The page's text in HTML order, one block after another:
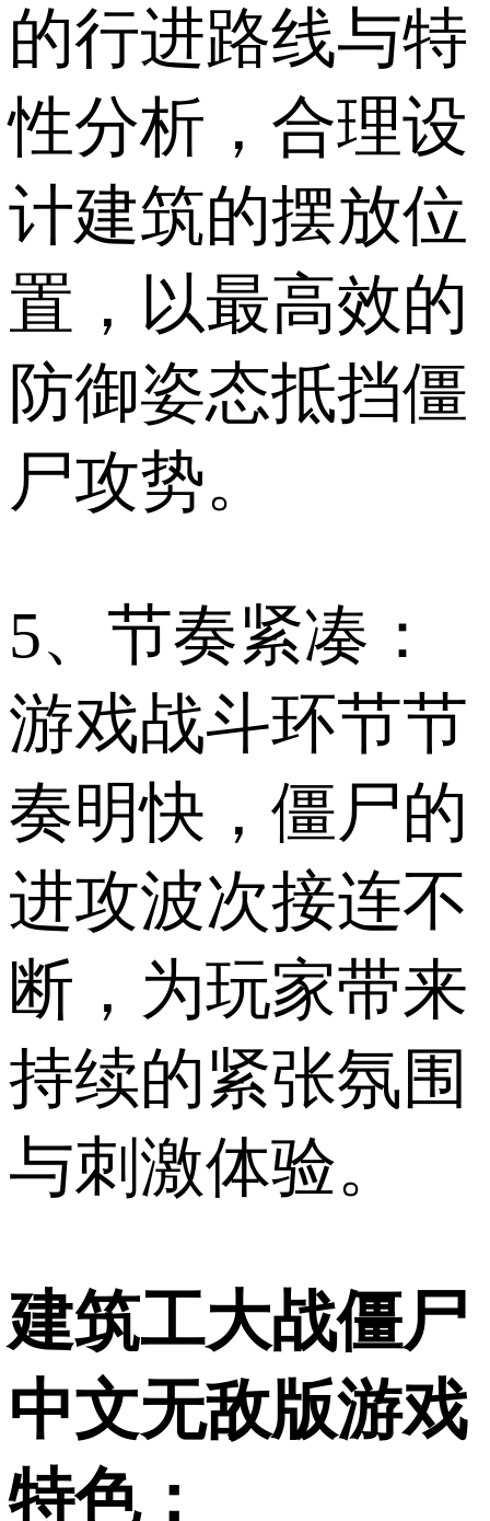
的行进路线与特
性分析，合理设
计建筑的摆放位
置，以最高效的
防御姿态抵挡僵
尸攻势。
5、节奏紧凑：
游戏战斗环节节
奏明快，僵尸的
进攻波次接连不
断，为玩家带来
持续的紧张氛围
与刺激体验。
建筑工大战僵尸
中文无敌版游戏
特色：